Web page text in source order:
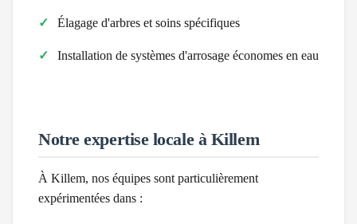
Élagage d'arbres et soins spécifiques
Installation de systèmes d'arrosage économes en eau
Notre expertise locale à Killem
À Killem, nos équipes sont particulièrement
expérimentées dans :